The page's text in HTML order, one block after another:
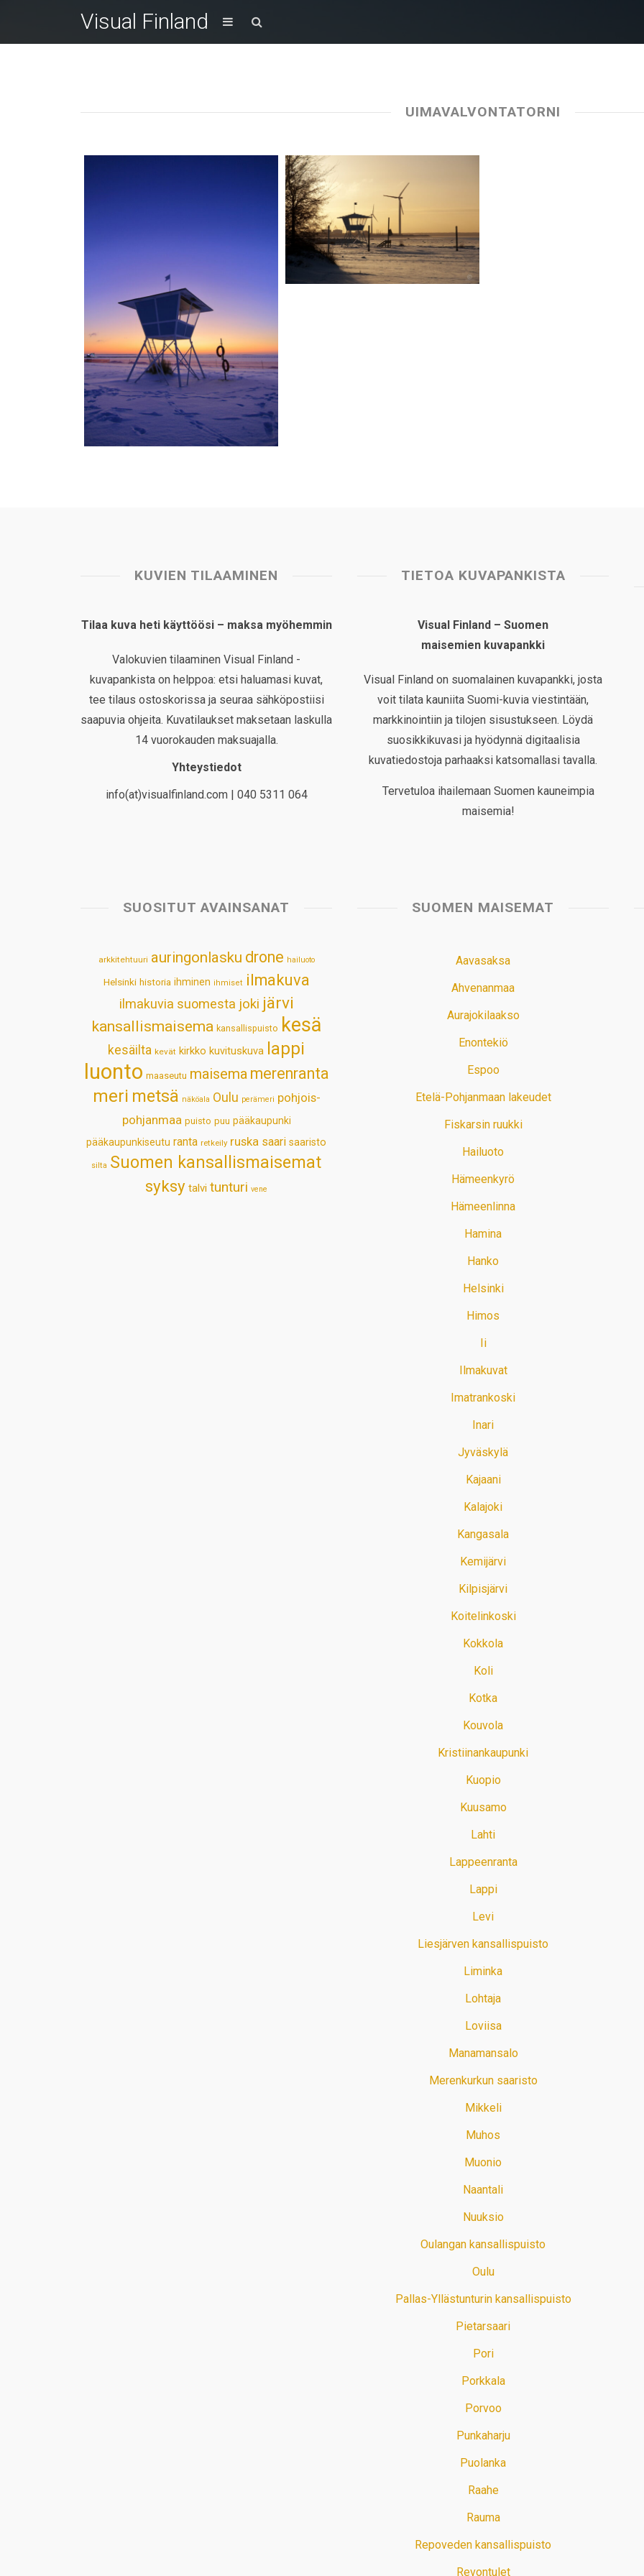
Visual Finland
UIMAVALVONTATORNI
KUVIEN TILAAMINEN
Tilaa kuva heti käyttöösi – maksa myöhemmin
Valokuvien tilaaminen Visual Finland -
kuvapankista on helppoa: etsi haluamasi kuvat,
tee tilaus ostoskorissa ja seuraa sähköpostiisi
saapuvia ohjeita. Kuvatilaukset maksetaan laskulla
14 vuorokauden maksuajalla.
Yhteystiedot
info(at)visualfinland.com | 040 5311 064
TIETOA KUVAPANKISTA
Visual Finland – Suomen
maisemien kuvapankki
Visual Finland on suomalainen kuvapankki, josta
voit tilata kauniita Suomi-kuvia viestintään,
markkinointiin ja tilojen sisustukseen. Löydä
suosikkikuvasi ja hyödynnä digitaalisia
kuvatiedostoja parhaaksi katsomallasi tavalla.
Tervetuloa ihailemaan Suomen kauneimpia
maisemia!
SUOSITUT AVAINSANAT
arkkitehtuuri auringonlasku drone hailuoto
Helsinki historia ihminen ihmiset ilmakuva
ilmakuvia suomesta joki järvi
kansallismaisema kansallispuisto kesä
kesäilta kevät kirkko kuvituskuva lappi
luonto maaseutu maisema merenranta
meri metsä näköala Oulu perämeri pohjois-
pohjanmaa puisto puu pääkaupunki
pääkaupunkiseutu ranta retkeily ruska saari saaristo
silta Suomen kansallismaisemat
syksy talvi tunturi vene
SUOMEN MAISEMAT
Aavasaksa
Ahvenanmaa
Aurajokilaakso
Enontekiö
Espoo
Etelä-Pohjanmaan lakeudet
Fiskarsin ruukki
Hailuoto
Hämeenkyrö
Hämeenlinna
Hamina
Hanko
Helsinki
Himos
Ii
Ilmakuvat
Imatrankoski
Inari
Jyväskylä
Kajaani
Kalajoki
Kangasala
Kemijärvi
Kilpisjärvi
Koitelinkoski
Kokkola
Koli
Kotka
Kouvola
Kristiinankaupunki
Kuopio
Kuusamo
Lahti
Lappeenranta
Lappi
Levi
Liesjärven kansallispuisto
Liminka
Lohtaja
Loviisa
Manamansalo
Merenkurkun saaristo
Mikkeli
Muhos
Muonio
Naantali
Nuuksio
Oulangan kansallispuisto
Oulu
Pallas-Yllästunturin kansallispuisto
Pietarsaari
Pori
Porkkala
Porvoo
Punkaharju
Puolanka
Raahe
Rauma
Repoveden kansallispuisto
Revontulet